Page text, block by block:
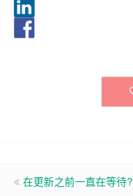
在更新之前一直在等待?